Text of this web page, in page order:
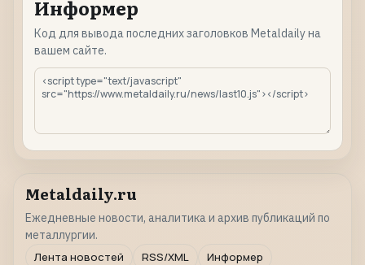
Информер
Код для вывода последних заголовков Metaldaily на
вашем сайте.
Metaldaily.ru
Ежедневные новости, аналитика и архив публикаций по
металлургии.
Лента новостей
RSS/XML Информер